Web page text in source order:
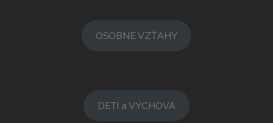
OSOBNÉ VZŤAHY
DETI a VÝCHOVA